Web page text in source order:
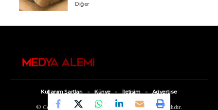
Diğer
© Copyright 2022, Medya Alemi Tüm Hakları Saklıdır.
Kullanım Şartları Künye İletişim Advertise